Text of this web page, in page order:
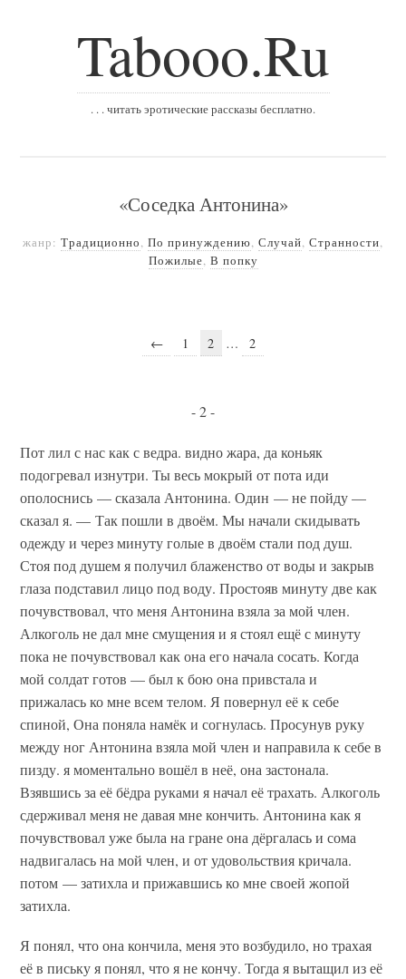
Tabooo.Ru
. . . читать эротические рассказы бесплатно.
«Соседка Антонина»
жанр: Традиционно, По принуждению, Случай, Странности,
Пожилые, В попку
← 1 2 … 2
- 2 -
Пот лил с нас как с ведра. видно жара, да коньяк
подогревал изнутри. Ты весь мокрый от пота иди
ополоснись — сказала Антонина. Один — не пойду —
сказал я. — Так пошли в двоём. Мы начали скидывать
одежду и через минуту голые в двоём стали под душ.
Стоя под душем я получил блаженство от воды и закрыв
глаза подставил лицо под воду. Простояв минуту две как
почувствовал, что меня Антонина взяла за мой член.
Алкоголь не дал мне смущения и я стоял ещё с минуту
пока не почувствовал как она его начала сосать. Когда
мой солдат готов — был к бою она привстала и
прижалась ко мне всем телом. Я повернул её к себе
спиной, Она поняла намёк и согнулась. Просунув руку
между ног Антонина взяла мой член и направила к себе в
пизду. я моментально вошёл в неё, она застонала.
Взявшись за её бёдра руками я начал её трахать. Алкоголь
сдерживал меня не давая мне кончить. Антонина как я
почувствовал уже была на гране она дёргалась и сома
надвигалась на мой член, и от удовольствия кричала.
потом — затихла и прижавшись ко мне своей жопой
затихла.
Я понял, что она кончила, меня это возбудило, но трахая
её в письку я понял, что я не кончу. Тогда я вытащил из её